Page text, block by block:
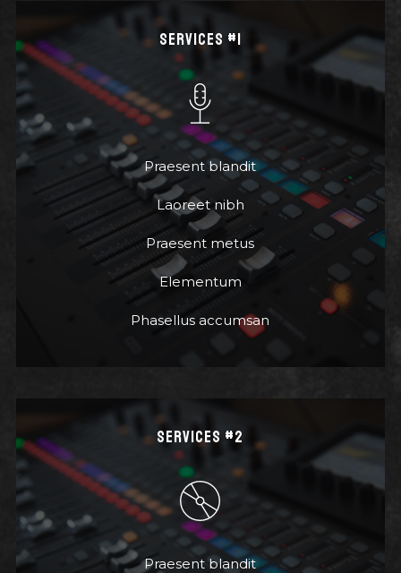
SERVICES #1
Praesent blandit
Laoreet nibh
Praesent metus
Elementum
Phasellus accumsan
SERVICES #2
Praesent blandit